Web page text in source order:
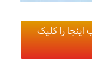
را کلیک